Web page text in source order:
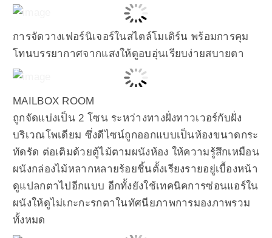
การจัดวางเฟอร์นิเจอร์ในสไตล์โมเดิร์น พร้อมการคุม
โทนบรรยากาศจากแสงให้ดูอบอุ่นเรียบง่ายสบายตา
MAILBOX ROOM
ถูกจัดแบ่งเป็น 2 โซน ระหว่างทางฝั่งทาวเวอร์กับฝั่ง
บริเวณโพเดียม ซึ่งดีไซน์ถูกออกแบบเป็นห้องขนาดกระ
ทัดรัด ต่อเติมด้วยตู้ไม้ตามผนังห้อง ให้ความรู้สึกเหมือน
ผนังกล่องไม้หลากหลายร้อยชิ้นตั้งเรียงรายอยู่เบื้องหน้า
ดูแปลกตาไปอีกแบบ อีกทั้งยังใช้เทคนิคการซ่อนแอร์ใน
ผนังให้ดูไม่เกะกะรกตาในทัศนียภาพการมองภาพรวม
ทั้งหมด